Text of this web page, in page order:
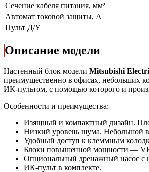
Сечение кабеля питания, мм²
Автомат токовой защиты, A
Пульт Д/У
Описание модели
Настенный блок модели Mitsubishi
преимущественно в офисах, небольших
ИК-пультом, с помощью которого и
Особенности и преимущества:
Изящный и компактный дизайн.
Низкий уровень шума. Небольшой
Удобный доступ к клеммным
Блоки повышенной мощности —
Опциональный дренажный насос с
ИК-пульт в комплекте.